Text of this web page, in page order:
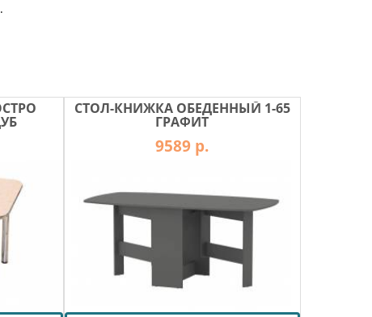
СТОЛ-КНИЖКА ОБЕДЕННЫЙ 1-65
ГРАФИТ
9589 р.